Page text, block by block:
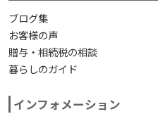
ブログ集
お客様の声
贈与・相続税の相談
暮らしのガイド
インフォメーション